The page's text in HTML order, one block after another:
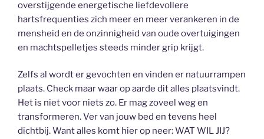
overstijgende energetische liefdevollere
hartsfrequenties zich meer en meer verankeren in de
mensheid en de onzinnigheid van oude overtuigingen
en machtspelletjes steeds minder grip krijgt.
Zelfs al wordt er gevochten en vinden er natuurrampen
plaats. Check maar waar op aarde dit alles plaatsvindt.
Het is niet voor niets zo. Er mag zoveel weg en
transformeren. Ver van jouw bed en tevens heel
dichtbij. Want alles komt hier op neer: WAT WIL JIJ?